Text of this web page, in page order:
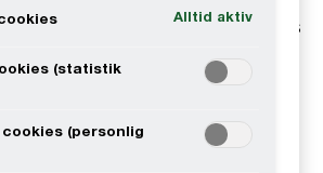
av manuella inslag i exempelvis
och skatterapporteringen.
spelar du som CFO en
företaget mot tillväxt och
Alltid aktiv
(statistik
(personlig